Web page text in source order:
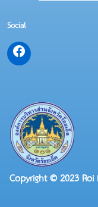
Social
Copyright © 2023